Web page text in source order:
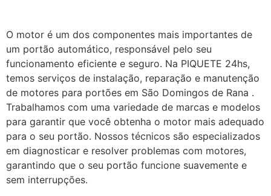
O motor é um dos componentes mais importantes de
um portão automático, responsável pelo seu
funcionamento eficiente e seguro. Na PIQUETE 24hs,
temos serviços de instalação, reparação e manutenção
de motores para portões em São Domingos de Rana .
Trabalhamos com uma variedade de marcas e modelos
para garantir que você obtenha o motor mais adequado
para o seu portão. Nossos técnicos são especializados
em diagnosticar e resolver problemas com motores,
garantindo que o seu portão funcione suavemente e
sem interrupções.